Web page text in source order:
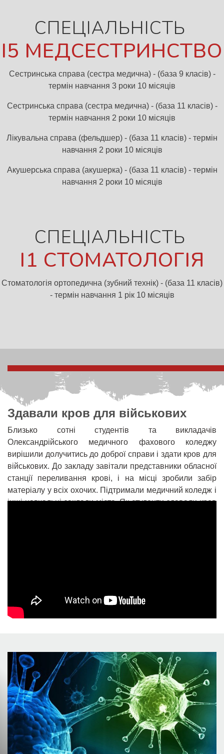
СПЕЦІАЛЬНІСТЬ
Сестринська справа (сестра медична) - (база 9 класів) -
термін навчання 3 роки 10 місяців
Сестринська справа (сестра медична) - (база 11 класів) -
Лікувальна справа (фельдшер) - (база 11 класів) - термін
Акушерська справа (акушерка) - (база 11 класів) - термін
Стоматологія ортопедична (зубний технік) - (база 11 класів)
- термін навчання 1 рік 10 місяців
Здавали кров для військових
Близько сотні студентів та викладачів
Олександрійського медичного фахового коледжу
вирішили долучитись до доброї справи і здати кров для
військових. До закладу завітали представники обласної
станції переливання крові, і на місці зробили забір
матеріалу у всіх охочих. Підтримали медичний коледж і
інші навчальні заклади міста. Як студенти здавали кров
– розкажемо у наступному сюжеті.
Профілактика грипу та